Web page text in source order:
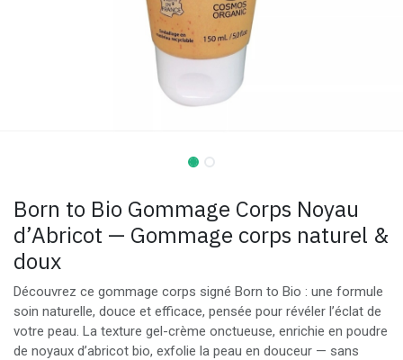
Born to Bio Gommage Corps Noyau
d’Abricot — Gommage corps naturel &
doux
Découvrez ce gommage corps signé Born to Bio : une formule
soin naturelle, douce et efficace, pensée pour révéler l’éclat de
votre peau. La texture gel-crème onctueuse, enrichie en poudre
de noyaux d’abricot bio, exfolie la peau en douceur — sans